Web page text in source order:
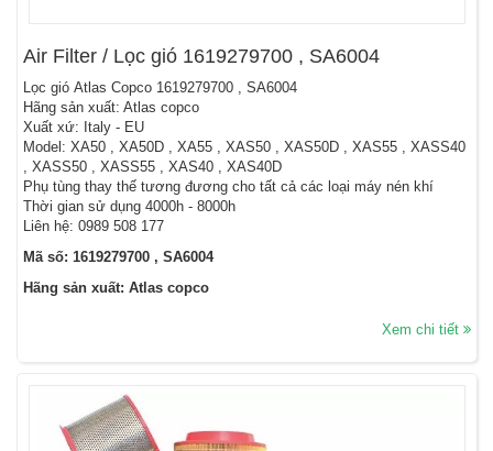
Air Filter / Lọc gió 1619279700 , SA6004
Lọc gió Atlas Copco 1619279700 , SA6004
Hãng sản xuất: Atlas copco
Xuất xứ: Italy - EU
Model: XA50 , XA50D , XA55 , XAS50 , XAS50D , XAS55 , XASS40
, XASS50 , XASS55 , XAS40 , XAS40D
Phụ tùng thay thế tương đương cho tất cả các loại máy nén khí
Thời gian sử dụng 4000h - 8000h
Liên hệ: 0989 508 177
Mã số: 1619279700 , SA6004
Hãng sản xuất: Atlas copco
Xem chi tiết